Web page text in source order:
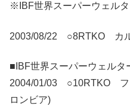
※IBF世界スーパーウェル
2003/08/22 ○8RTKO カ
■IBF世界スーパーウェルタ
2004/01/03 ○10RTKO フ
ロンビア)